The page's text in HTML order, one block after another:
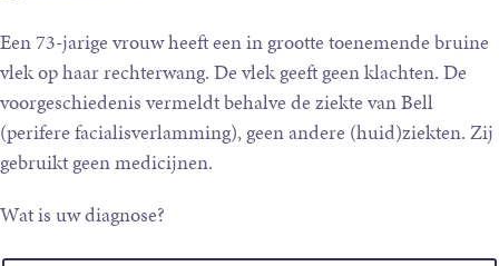
Een 73-jarige vrouw heeft een in grootte toenemende bruine
vlek op haar rechterwang. De vlek geeft geen klachten. De
voorgeschiedenis vermeldt behalve de ziekte van Bell
(perifere facialisverlamming), geen andere (huid)ziekten. Zij
gebruikt geen medicijnen.
Wat is uw diagnose?